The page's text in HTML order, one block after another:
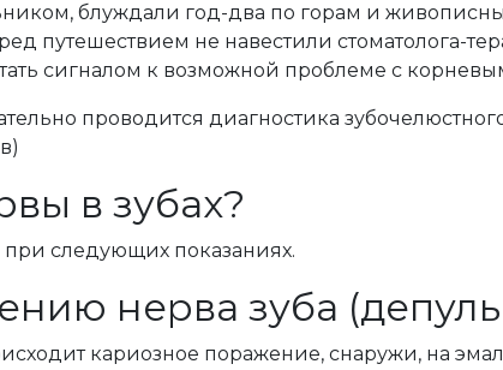
блуждали год-два по горам и
путешествием не навестили стоматолога-
сигналом к возможной проблеме с
проводится диагностика
в зубах?
следующих показаниях.
нерва зуба
кариозное поражение, снаружи, на